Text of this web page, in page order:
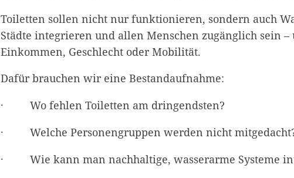
Toiletten sollen nicht nur funktionieren, sondern auch
Städte integrieren und allen Menschen zugänglich sein –
Einkommen, Geschlecht oder Mobilität.
Dafür brauchen wir eine Bestandaufnahme:
· Wo fehlen Toiletten am dringendsten?
· Welche Personengruppen werden nicht
· Wie kann man nachhaltige, wasserarme Systeme